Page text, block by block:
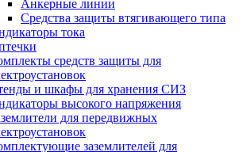
Анкерные линии
Средства защиты втягивающего типа
тока
средств защиты для
и шкафы для хранения СИЗ
высокого напряжения
для передвижных
заземлителей для